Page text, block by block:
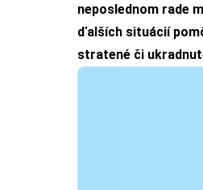
neposlednom rade
ďalších situácií
stratené či